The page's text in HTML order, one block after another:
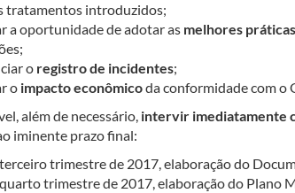
tratamentos introduzidos;
a oportunidade de adotar as melhores práticas
o registro de incidentes;
o impacto econômicoda conformidade com o
além de necessário, intervir imediatamente
iminente prazo final:
trimestre de 2017, elaboração do
trimestre de 2017, elaboração do Plano